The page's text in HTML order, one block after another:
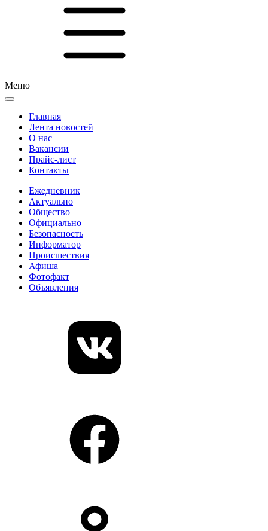
Меню
Главная
Лента новостей
О нас
Вакансии
Прайс-лист
Контакты
Ежедневник
Актуально
Общество
Официально
Безопасность
Информатор
Происшествия
Афиша
Фотофакт
Объявления